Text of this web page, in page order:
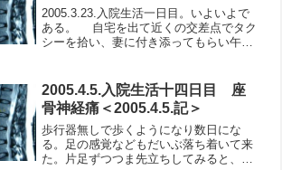
2005.3.23.入院生活一日目。いよいよで
ある。 自宅を出て近くの交差点でタク
シーを拾い、妻に付き添ってもらい午前
くさんの人がいる。入院手続き窓口に行
く。一人待ち...
2005.4.5.入院生活十四日目 座
骨神経痛＜2005.4.5.記＞
歩行器無しで歩くようになり数日にな
る。足の感覚などもだいぶ落ち着いて来
た。片足ずつつま先立ちしてみると、右